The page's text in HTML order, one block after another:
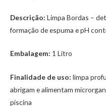
Descrição: Limpa Bordas –
formação de espuma e pH
Embalagem: 1 Litro
Finalidade de uso: limpa
abrigam e alimentam
piscina